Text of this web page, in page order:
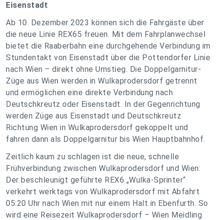
Eisenstadt
Ab 10. Dezember 2023 können sich die Fahrgäste über
die neue Linie REX65 freuen. Mit dem Fahrplanwechsel
bietet die Raaberbahn eine durchgehende Verbindung im
Stundentakt von Eisenstadt über die Pottendorfer Linie
nach Wien – direkt ohne Umstieg. Die Doppelgarnitur-
Züge aus Wien werden in Wulkaprodersdorf getrennt
und ermöglichen eine direkte Verbindung nach
Deutschkreutz oder Eisenstadt. In der Gegenrichtung
werden Züge aus Eisenstadt und Deutschkreutz
Richtung Wien in Wulkaprodersdorf gekoppelt und
fahren dann als Doppelgarnitur bis Wien Hauptbahnhof.
Zeitlich kaum zu schlagen ist die neue, schnelle
Frühverbindung zwischen Wulkaprodersdorf und Wien:
Der beschleunigt geführte REX6 „Wulka-Sprinter“
verkehrt werktags von Wulkaprodersdorf mit Abfahrt
05:20 Uhr nach Wien mit nur einem Halt in Ebenfurth. So
wird eine Reisezeit Wulkaprodersdorf – Wien Meidling